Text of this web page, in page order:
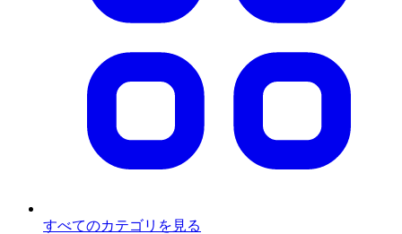
すべてのカテゴリを見る